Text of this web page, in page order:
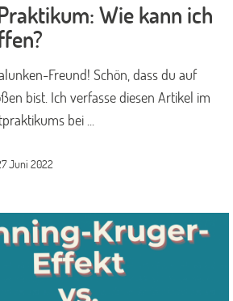
Wie kann ich
Freund! Schön, dass du auf
bist. Ich verfasse diesen Artikel im
bei ...
Juni 2022